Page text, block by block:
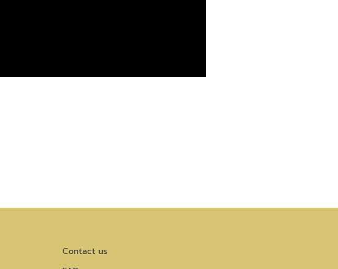
Contact us